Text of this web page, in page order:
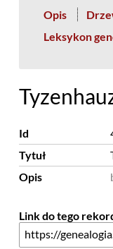
Opis
Leksykon
Id
Tytuł
Opis
Link do tego